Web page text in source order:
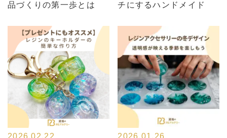
品づくりの第一歩とは
チにするハンドメイド
2026.02.22
2026.01.26